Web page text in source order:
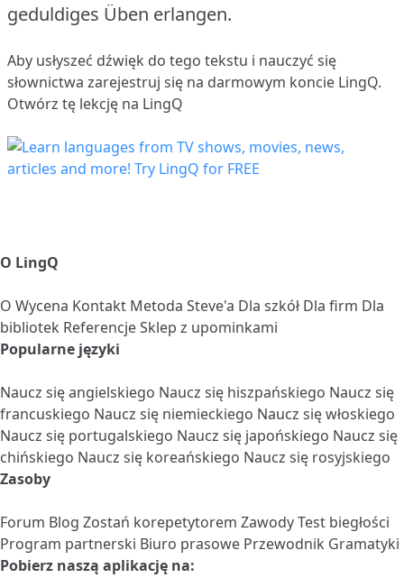
geduldiges Üben erlangen.
Aby usłyszeć dźwięk do tego tekstu i nauczyć się
słownictwa zarejestruj się na darmowym koncie LingQ.
Otwórz tę lekcję na LingQ
O LingQ
O Wycena Kontakt Metoda Steve'a Dla szkół Dla firm Dla
bibliotek ReferencjeSklep z upominkami
Popularne języki
Naucz się angielskiego Naucz się hiszpańskiego Naucz się
francuskiego Naucz się niemieckiego Naucz się włoskiego
Naucz się portugalskiego Naucz się japońskiego Naucz się
chińskiego Naucz się koreańskiego Naucz się rosyjskiego
Zasoby
Forum Blog Zostań korepetytorem ZawodyTest biegłości
Program partnerski Biuro prasowe Przewodnik Gramatyki
Pobierz naszą aplikację na: